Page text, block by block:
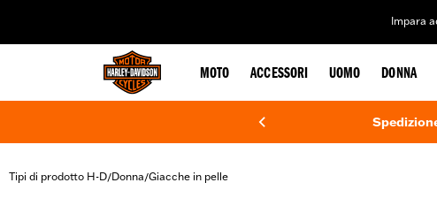
Impara
MOTO ACCESSORI UOMO DONNA
Tipi di prodotto H-D/Donna/Giacche in pelle